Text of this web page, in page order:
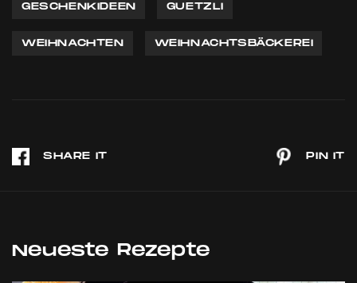
GESCHENKIDEEN GUETZLI
WEIHNACHTEN WEIHNACHTSBÄCKEREI
Neueste Rezepte